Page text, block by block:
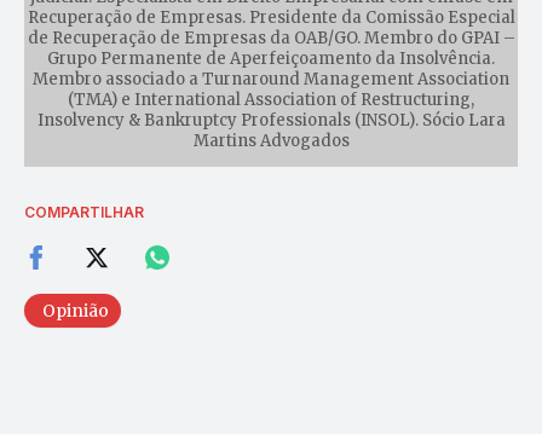
Recuperação de Empresas. Presidente da Comissão Especial
de Recuperação de Empresas da OAB/GO. Membro do GPAI –
Grupo Permanente de Aperfeiçoamento da Insolvência.
Membro associado a Turnaround Management Association
(TMA) e International Association of Restructuring,
Insolvency & Bankruptcy Professionals (INSOL). Sócio Lara
Martins Advogados
COMPARTILHAR
Opinião